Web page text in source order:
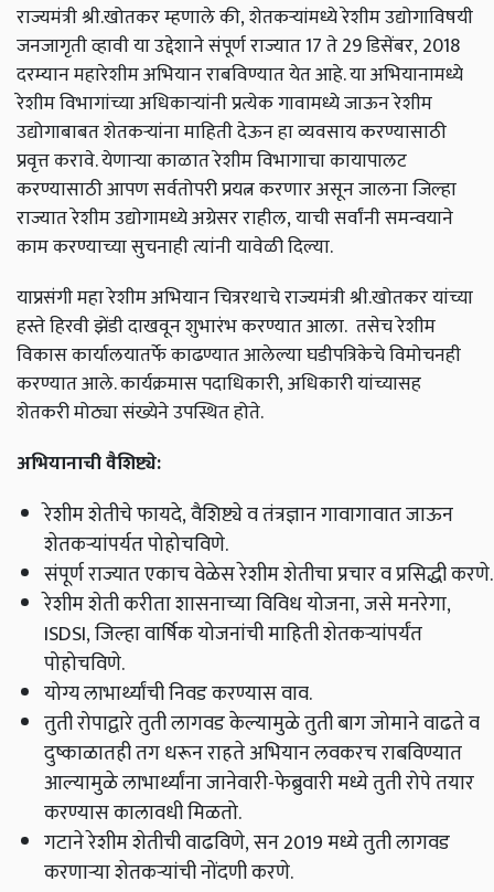
राज्यमंत्री श्री.खोतकर म्हणाले की,शेतकऱ्यांमध्ये रेशीम उद्योगाविषयी
जनजागृती व्हावी या उद्देशाने संपूर्ण राज्यात 17 ते 29 डिसेंबर,2018
दरम्यान महारेशीम अभियान राबविण्यात येत आहे. या अभियानामध्ये
रेशीम विभागांच्या अधिकाऱ्यांनी प्रत्येक गावामध्ये जाऊन रेशीम
उद्योगाबाबत शेतकऱ्यांना माहिती देऊन हा व्यवसाय करण्यासाठी
प्रवृत्त करावे. येणाऱ्या काळात रेशीम विभागाचा कायापालट
करण्यासाठी आपण सर्वतोपरी प्रयत्न करणार असून जालना जिल्हा
राज्यात रेशीम उद्योगामध्ये अग्रेसर राहील,याची सर्वांनी समन्वयाने
काम करण्याच्या सुचनाही त्यांनी यावेळी दिल्या.
याप्रसंगी महा रेशीम अभियान चित्ररथाचे राज्यमंत्री श्री.खोतकर यांच्या
हस्ते हिरवी झेंडी दाखवून शुभारंभ करण्यात आला. तसेच रेशीम
विकास कार्यालयातर्फे काढण्यात आलेल्या घडीपत्रिकेचे विमोचनही
करण्यात आले. कार्यक्रमास पदाधिकारी,अधिकारी यांच्यासह
शेतकरी मोठ्या संख्येने उपस्थित होते.
अभियानाची वैशिष्ट्ये:
रेशीम शेतीचे फायदे,वैशिष्ट्ये व तंत्रज्ञान गावागावात जाऊन
शेतकऱ्यांपर्यत पोहोचविणे.
संपूर्ण राज्यात एकाच वेळेस रेशीम शेतीचा प्रचार व प्रसिद्धी करणे.
रेशीम शेती करीता शासनाच्या विविध योजना,जसे मनरेगा,
ISDSI,जिल्हा वार्षिक योजनांची माहिती शेतकऱ्यांपर्यंत
पोहोचविणे.
योग्य लाभार्थ्यांची निवड करण्यास वाव.
तुती रोपाद्वारे तुती लागवड केल्यामुळे तुती बाग जोमाने वाढते व
दुष्काळातही तग धरून राहते अभियान लवकरच राबविण्यात
आल्यामुळे लाभार्थ्यांना जानेवारी-फेब्रुवारी मध्ये तुती रोपे तयार
करण्यास कालावधी मिळतो.
गटाने रेशीम शेतीची वाढविणे,सन 2019 मध्ये तुती लागवड
करणाऱ्या शेतकऱ्यांची नोंदणी करणे.